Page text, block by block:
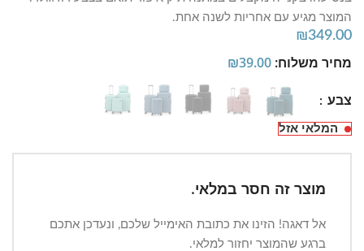
המוצר מגיע עם אחריות לשנה אחת.
₪349.00
מחיר משלוח: ₪39.00
צבע
המלאי אזל
מוצר זה חסר במלאי.
אל דאגה! הזינו את כתובת האימייל שלכם, ונעדכן אתכם
ברגע שהמוצר יחזור למלאי.